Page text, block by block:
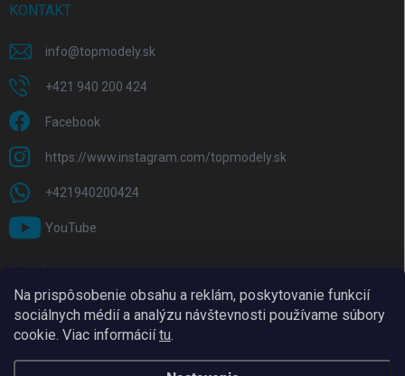
Na prispôsobenie obsahu a reklám, poskytovanie funkcií
sociálnych médií a analýzu návštevnosti používame súbory
cookie. Viac informáciítu.
KONTAKT
info@topmodely.sk
+421 940 200 424
Facebook
https://www.instagram.com/topmodely.sk
+421940200424
YouTube